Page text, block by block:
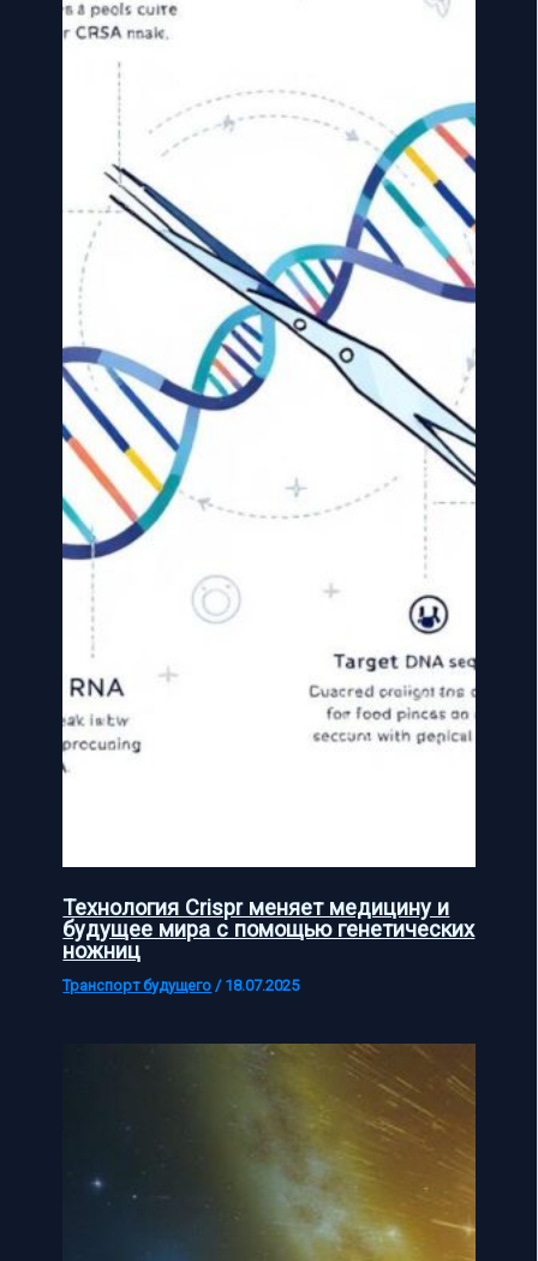
Технология Crispr меняет медицину и
будущее мира с помощью генетических
ножниц
Транспорт будущего / 18.07.2025